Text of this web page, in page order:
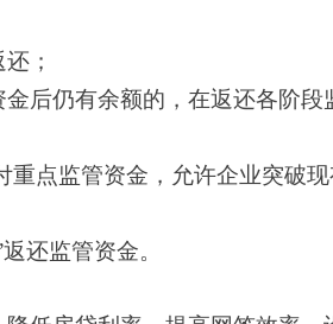
；
后仍有余额的，在返还各阶段
点监管资金，允许企业突破
还监管资金。